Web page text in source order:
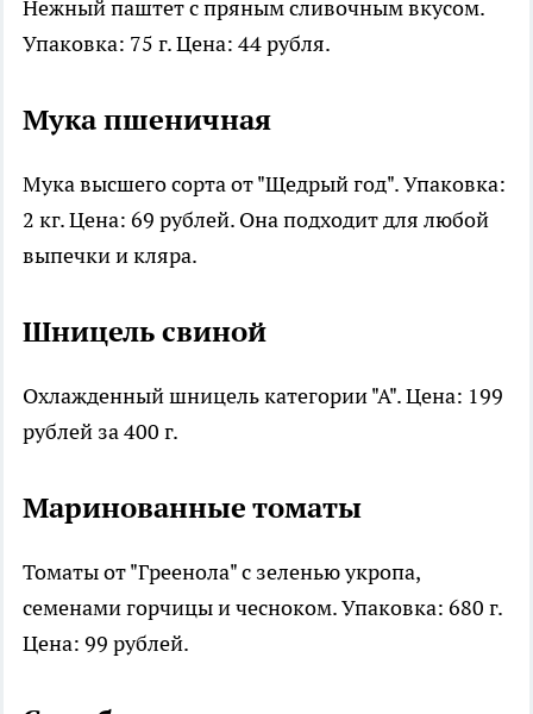
Нежный паштет с пряным сливочным вкусом.
Упаковка: 75 г. Цена: 44 рубля.
Мука пшеничная
Мука высшего сорта от "Щедрый год". Упаковка:
2 кг. Цена: 69 рублей. Она подходит для любой
выпечки и кляра.
Шницель свиной
Охлажденный шницель категории "А". Цена: 199
рублей за 400 г.
Маринованные томаты
Томаты от "Греенола" с зеленью укропа,
семенами горчицы и чесноком. Упаковка: 680 г.
Цена: 99 рублей.